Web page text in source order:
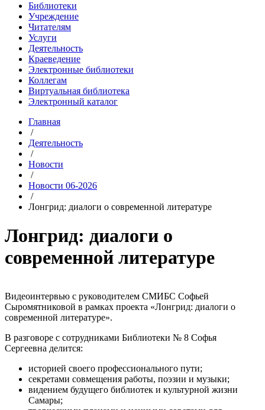
Библиотеки
Учреждение
Читателям
Услуги
Деятельность
Краеведение
Электронные библиотеки
Коллегам
Виртуальная библиотека
Электронный каталог
Главная
/
Деятельность
/
Новости
/
Новости 06-2026
/
Лонгрид: диалоги о современной литературе
Лонгрид: диалоги о
современной литературе
Видеоинтервью с руководителем СМИБС Софьей
Сыромятниковой в рамках проекта «Лонгрид: диалоги о
современной литературе».
В разговоре с сотрудниками Библиотеки № 8 Софья
Сергеевна делится:
историей своего профессионального пути;
секретами совмещения работы, поэзии и музыки;
видением будущего библиотек и культурной жизни
Самары;